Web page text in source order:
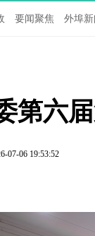
要闻聚焦 外埠
第六
07-06 19:53:52